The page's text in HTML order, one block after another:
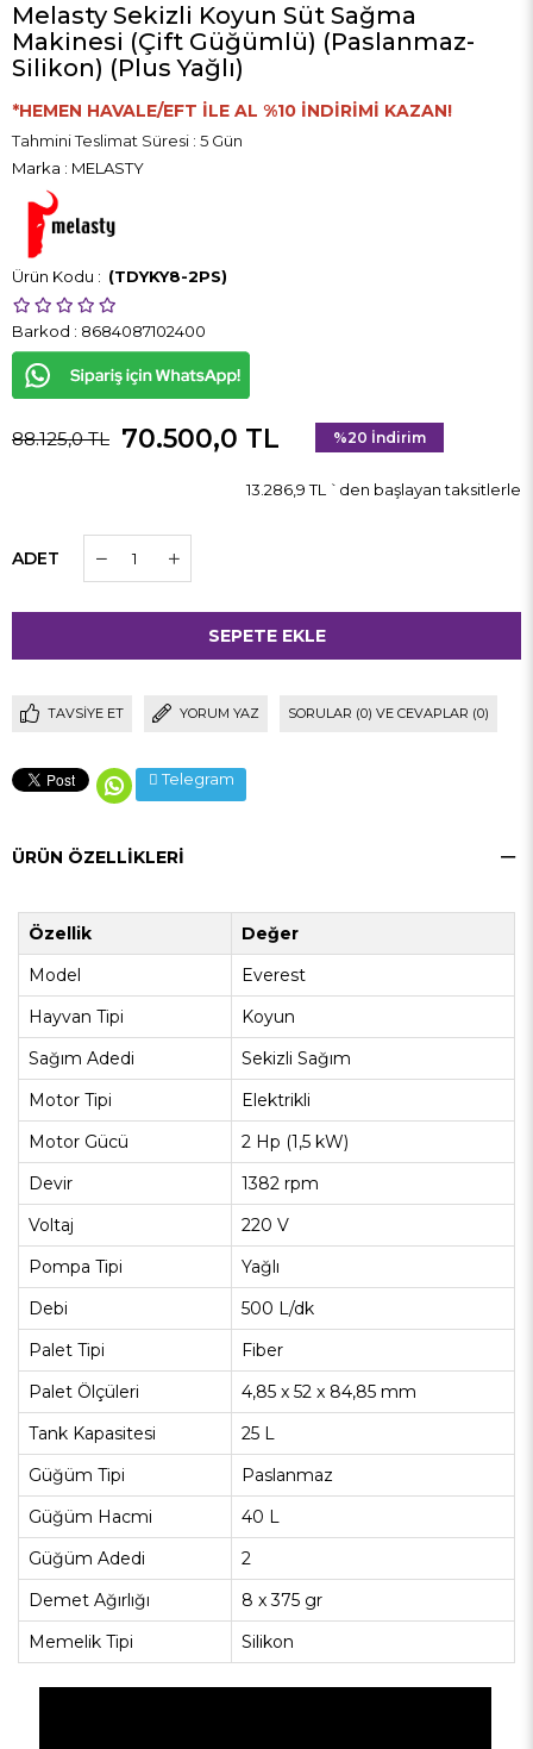
Melasty Sekizli Koyun Süt Sağma
Makinesi (Çift Güğümlü) (Paslanmaz-
Silikon) (Plus Yağlı)
*HEMEN HAVALE/EFT İLE AL %10 İNDİRİMİ KAZAN!
Tahmini Teslimat Süresi : 5 Gün
Marka : MELASTY
(TDYKY8-2PS)
Barkod : 8684087102400
88.125,0 TL 70.500,0 TL %20 İndirim
13.286,9 TL `den başlayan taksitlerle
ADET
TAVSIYE ET YORUM YAZ SORULAR (0) VE CEVAPLAR (0)
Telegram
ÜRÜN ÖZELLIKLERI
Özellik
Değer
Model
Everest
Hayvan Tipi
Koyun
Sağım Adedi
Sekizli Sağım
Motor Tipi
Elektrikli
Motor Gücü
2 Hp (1,5 kW)
Devir
1382 rpm
Voltaj
220 V
Pompa Tipi
Yağlı
Debi
500 L/dk
Palet Tipi
Fiber
Palet Ölçüleri
4,85 x 52 x 84,85 mm
Tank Kapasitesi
25 L
Güğüm Tipi
Paslanmaz
Güğüm Hacmi
40 L
Güğüm Adedi
2
Demet Ağırlığı
8 x 375 gr
Memelik Tipi
Silikon